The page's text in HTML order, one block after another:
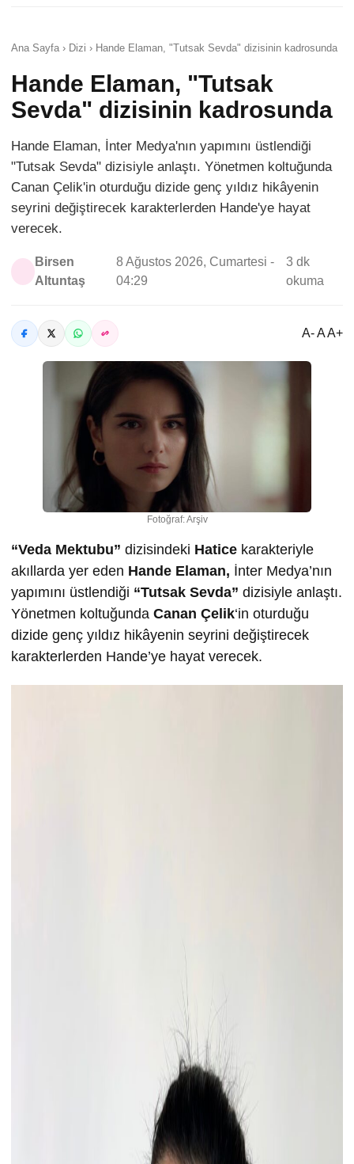
Ana Sayfa › Dizi › Hande Elaman, "Tutsak Sevda" dizisinin kadrosunda
Hande Elaman, "Tutsak
Sevda" dizisinin kadrosunda
Hande Elaman, İnter Medya'nın yapımını üstlendiği
"Tutsak Sevda" dizisiyle anlaştı. Yönetmen koltuğunda
Canan Çelik'in oturduğu dizide genç yıldız hikâyenin
seyrini değiştirecek karakterlerden Hande'ye hayat
verecek.
Birsen
Altuntaş
8 Ağustos 2026, Cumartesi -
04:29
3 dk
okuma
A- A A+
Fotoğraf: Arşiv
“Veda Mektubu” dizisindeki Hatice karakteriyle
akıllarda yer eden Hande Elaman, İnter Medya’nın
yapımını üstlendiği “Tutsak Sevda” dizisiyle anlaştı.
Yönetmen koltuğunda Canan Çelik‘in oturduğu
dizide genç yıldız hikâyenin seyrini değiştirecek
karakterlerden Hande’ye hayat verecek.